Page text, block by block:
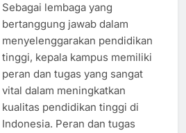
Sebagai lembaga yang
bertanggung jawab dalam
menyelenggarakan pendidikan
tinggi, kepala kampus memiliki
peran dan tugas yang sangat
vital dalam meningkatkan
kualitas pendidikan tinggi di
Indonesia. Peran dan tugas